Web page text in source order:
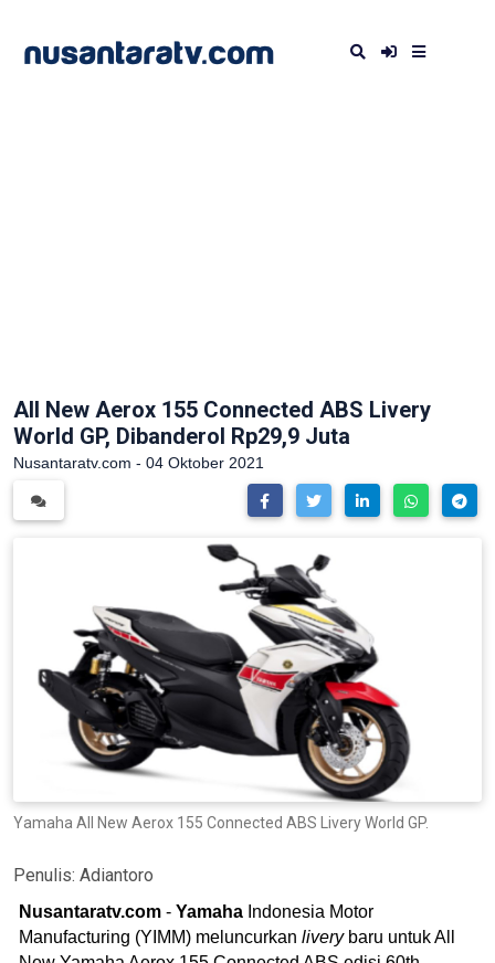
All New Aerox 155 Connected ABS Livery
World GP, Dibanderol Rp29,9 Juta
Nusantaratv.com - 04 Oktober 2021
Yamaha All New Aerox 155 Connected ABS Livery World GP.
Penulis: Adiantoro
Nusantaratv.com - Yamaha Indonesia Motor
Manufacturing (YIMM) meluncurkan liverybaru untuk All